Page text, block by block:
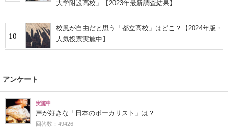
大学附設高校」【2023年最新調査結果】
10
校風が自由だと思う「都立高校」はどこ？【2024年版・
人気投票実施中】
アンケート
実施中
声が好きな「日本のボーカリスト」は？
回答数：49426